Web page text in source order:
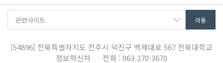
[54896] 전북특별자치도 전주시 덕진구 백제대로 567 전북대학교
정보혁신처
전화 : 063-270-3670